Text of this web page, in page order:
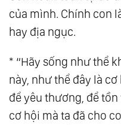
75.Thiên Địa Vạn
76.Đạo Đức Kinh -
77.Câu Chuyện
78.Hợp Nhất
79.Khoa Học Tâm
80. Sự Thật - The
của mình. Chính con
hay địa ngục.
* “Hãy sống như thể
này, như thể đây là
để yêu thương, để
cơ hội mà ta đã cho